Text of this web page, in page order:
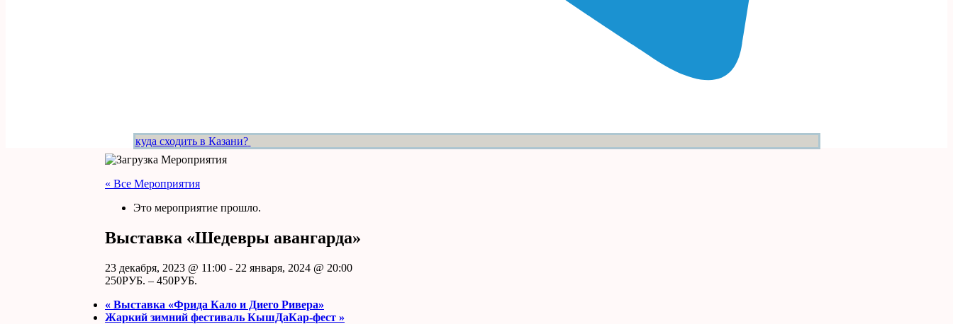
куда сходить в Казани?
« Все Мероприятия
Это мероприятие прошло.
Выставка «Шедевры авангарда»
23 декабря, 2023 @ 11:00 - 22 января, 2024 @ 20:00
250РУБ. – 450РУБ.
« Выставка «Фрида Кало и Диего Ривера»
Жаркий зимний фестиваль КышДаКар-фест »